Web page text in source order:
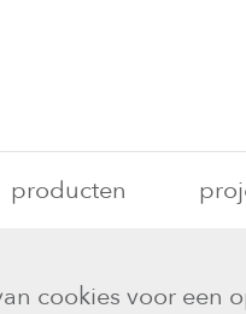
producten
cookies voor een